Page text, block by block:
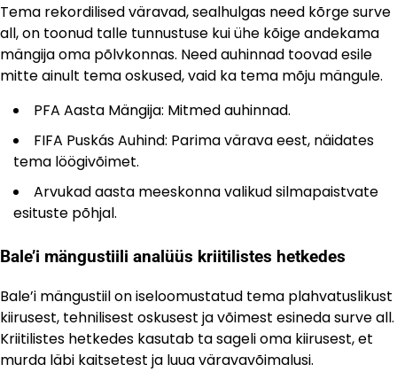
Tema rekordilised väravad, sealhulgas need kõrge surve
all, on toonud talle tunnustuse kui ühe kõige andekama
mängija oma põlvkonnas. Need auhinnad toovad esile
mitte ainult tema oskused, vaid ka tema mõju mängule.
PFA Aasta Mängija: Mitmed auhinnad.
FIFA Puskás Auhind: Parima värava eest, näidates
tema löögivõimet.
Arvukad aasta meeskonna valikud silmapaistvate
esituste põhjal.
Bale’i mängustiili analüüs kriitilistes hetkedes
Bale’i mängustiil on iseloomustatud tema plahvatuslikust
kiirusest, tehnilisest oskusest ja võimest esineda surve all.
Kriitilistes hetkedes kasutab ta sageli oma kiirusest, et
murda läbi kaitsetest ja luua väravavõimalusi.